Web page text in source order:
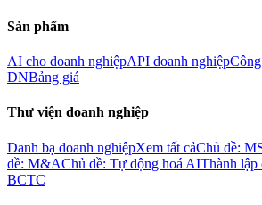
Sản phẩm
AI cho doanh nghiệpAPI doanh nghiệp
DNBảng giá
Thư viện doanh nghiệp
Danh bạ doanh nghiệpXem tất cảChủ đề:
đề: M&AChủ đề: Tự động hoá AIThành lập
BCTC